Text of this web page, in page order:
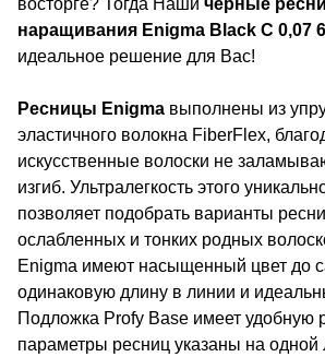
наращивания Enigma Black C 0,07
идеальное решение для Вас!
Ресницы Enigma выполнены из
эластичного волокна FiberFlex,
искусственные волоски не
изгиб. Ультралегкость этого
позволяет подобрать варианты
ослабленных и тонких родных
Enigma имеют насыщенный цвет до
одинаковую длину в линии и
Подложка Profy Base имеет удобную
параметры ресниц указаны на одной